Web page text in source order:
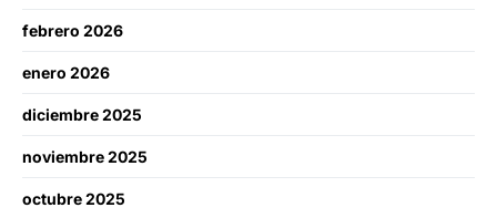
febrero 2026
enero 2026
diciembre 2025
noviembre 2025
octubre 2025